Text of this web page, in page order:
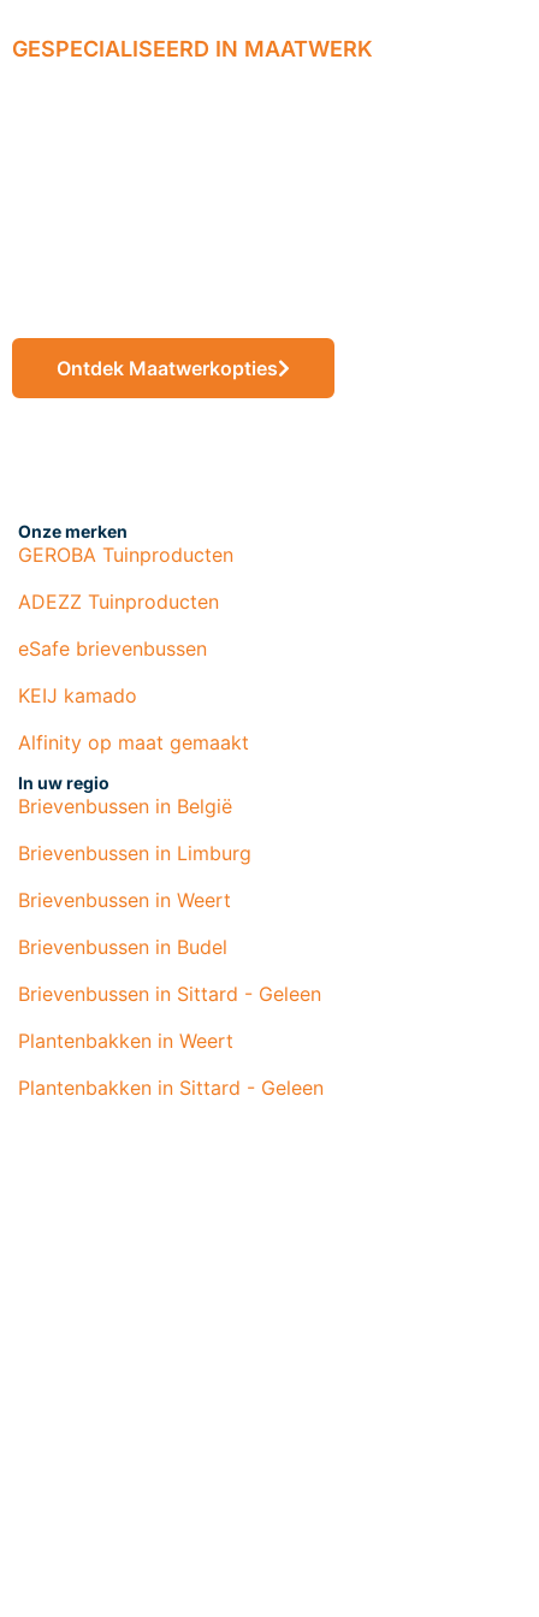
GESPECIALISEERD IN MAATWERK
Ontdek Maatwerkopties
Onze merken
GEROBA Tuinproducten
ADEZZ Tuinproducten
eSafe brievenbussen
KEIJ kamado
Alfinity op maat gemaakt
In uw regio
Brievenbussen in België
Brievenbussen in Limburg
Brievenbussen in Weert
Brievenbussen in Budel
Brievenbussen in Sittard - Geleen
Plantenbakken in Weert
Plantenbakken in Sittard - Geleen